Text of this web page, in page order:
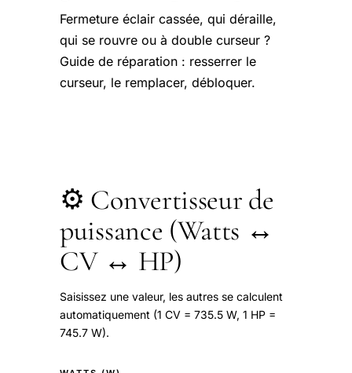
Fermeture éclair cassée, qui déraille,
qui se rouvre ou à double curseur ?
Guide de réparation : resserrer le
curseur, le remplacer, débloquer.
⚙️ Convertisseur de
puissance (Watts ↔
CV ↔ HP)
Saisissez une valeur, les autres se calculent
automatiquement (1 CV = 735.5 W, 1 HP =
745.7 W).